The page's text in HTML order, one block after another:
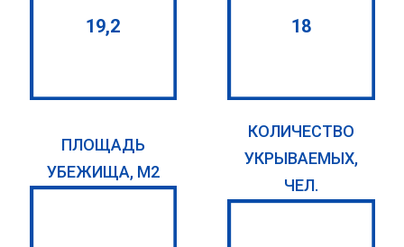
19,2 18
ПЛОЩАДЬ
УБЕЖИЩА, М2
КОЛИЧЕСТВО
УКРЫВАЕМЫХ,
ЧЕЛ.